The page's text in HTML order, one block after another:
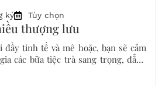
ký Tùy chọn
thượng lưu
đầy tinh tế và mê hoặc, bạn sẽ cảm
các bữa tiệc trà sang trọng, đẳng